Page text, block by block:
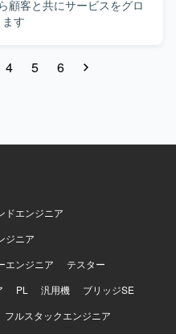
顧客と共にサービスをグロ
す
4 5 6
ドエンジニア
ジニア
エンジニア
テスター
PL 汎用機
ブリッジSE
フルスタックエンジニア